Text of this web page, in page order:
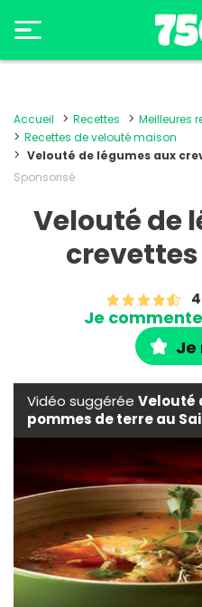
Accueil Recettes
Meilleures
Recettes de velouté maison
Velouté de légumes aux
Sponsorisé
Velouté de
Je
Je
Vidéo suggérée Velouté
pommes de terre au